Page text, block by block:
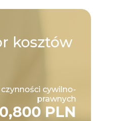
kosztów
cywilno-
prawnych
PLN